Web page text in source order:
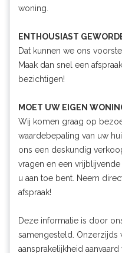
woning.
ENTHOUSIAST
Dat kunnen we ons
Maak dan snel een
bezichtigen!
MOET UW EIGEN
Wij komen graag op
waardebepaling van uw
ons een deskundig
vragen en een
u aan toe bent. Neem
afspraak!
Deze informatie is door
samengesteld.
aansprakelijkheid